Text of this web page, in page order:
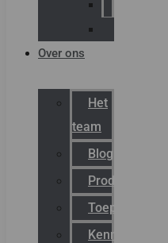
Over ons
Het
team
Blog
Productnieuws
Toepassingen
Kenniscentrum